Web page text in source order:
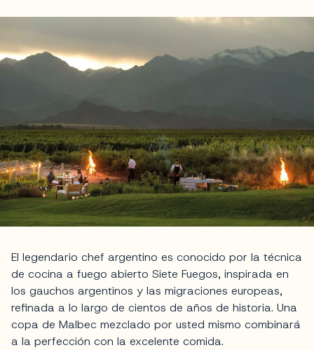
El legendario chef argentino es conocido por la técnica
de cocina a fuego abierto Siete Fuegos, inspirada en
los gauchos argentinos y las migraciones europeas,
refinada a lo largo de cientos de años de historia. Una
copa de Malbec mezclado por usted mismo combinará
a la perfección con la excelente comida.